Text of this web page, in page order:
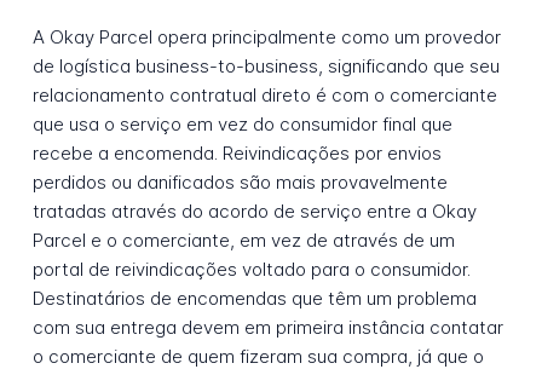
A Okay Parcel opera principalmente como um provedor
de logística business-to-business, significando que seu
relacionamento contratual direto é com o comerciante
que usa o serviço em vez do consumidor final que
recebe a encomenda. Reivindicações por envios
perdidos ou danificados são mais provavelmente
tratadas através do acordo de serviço entre a Okay
Parcel e o comerciante, em vez de através de um
portal de reivindicações voltado para o consumidor.
Destinatários de encomendas que têm um problema
com sua entrega devem em primeira instância contatar
o comerciante de quem fizeram sua compra, já que o